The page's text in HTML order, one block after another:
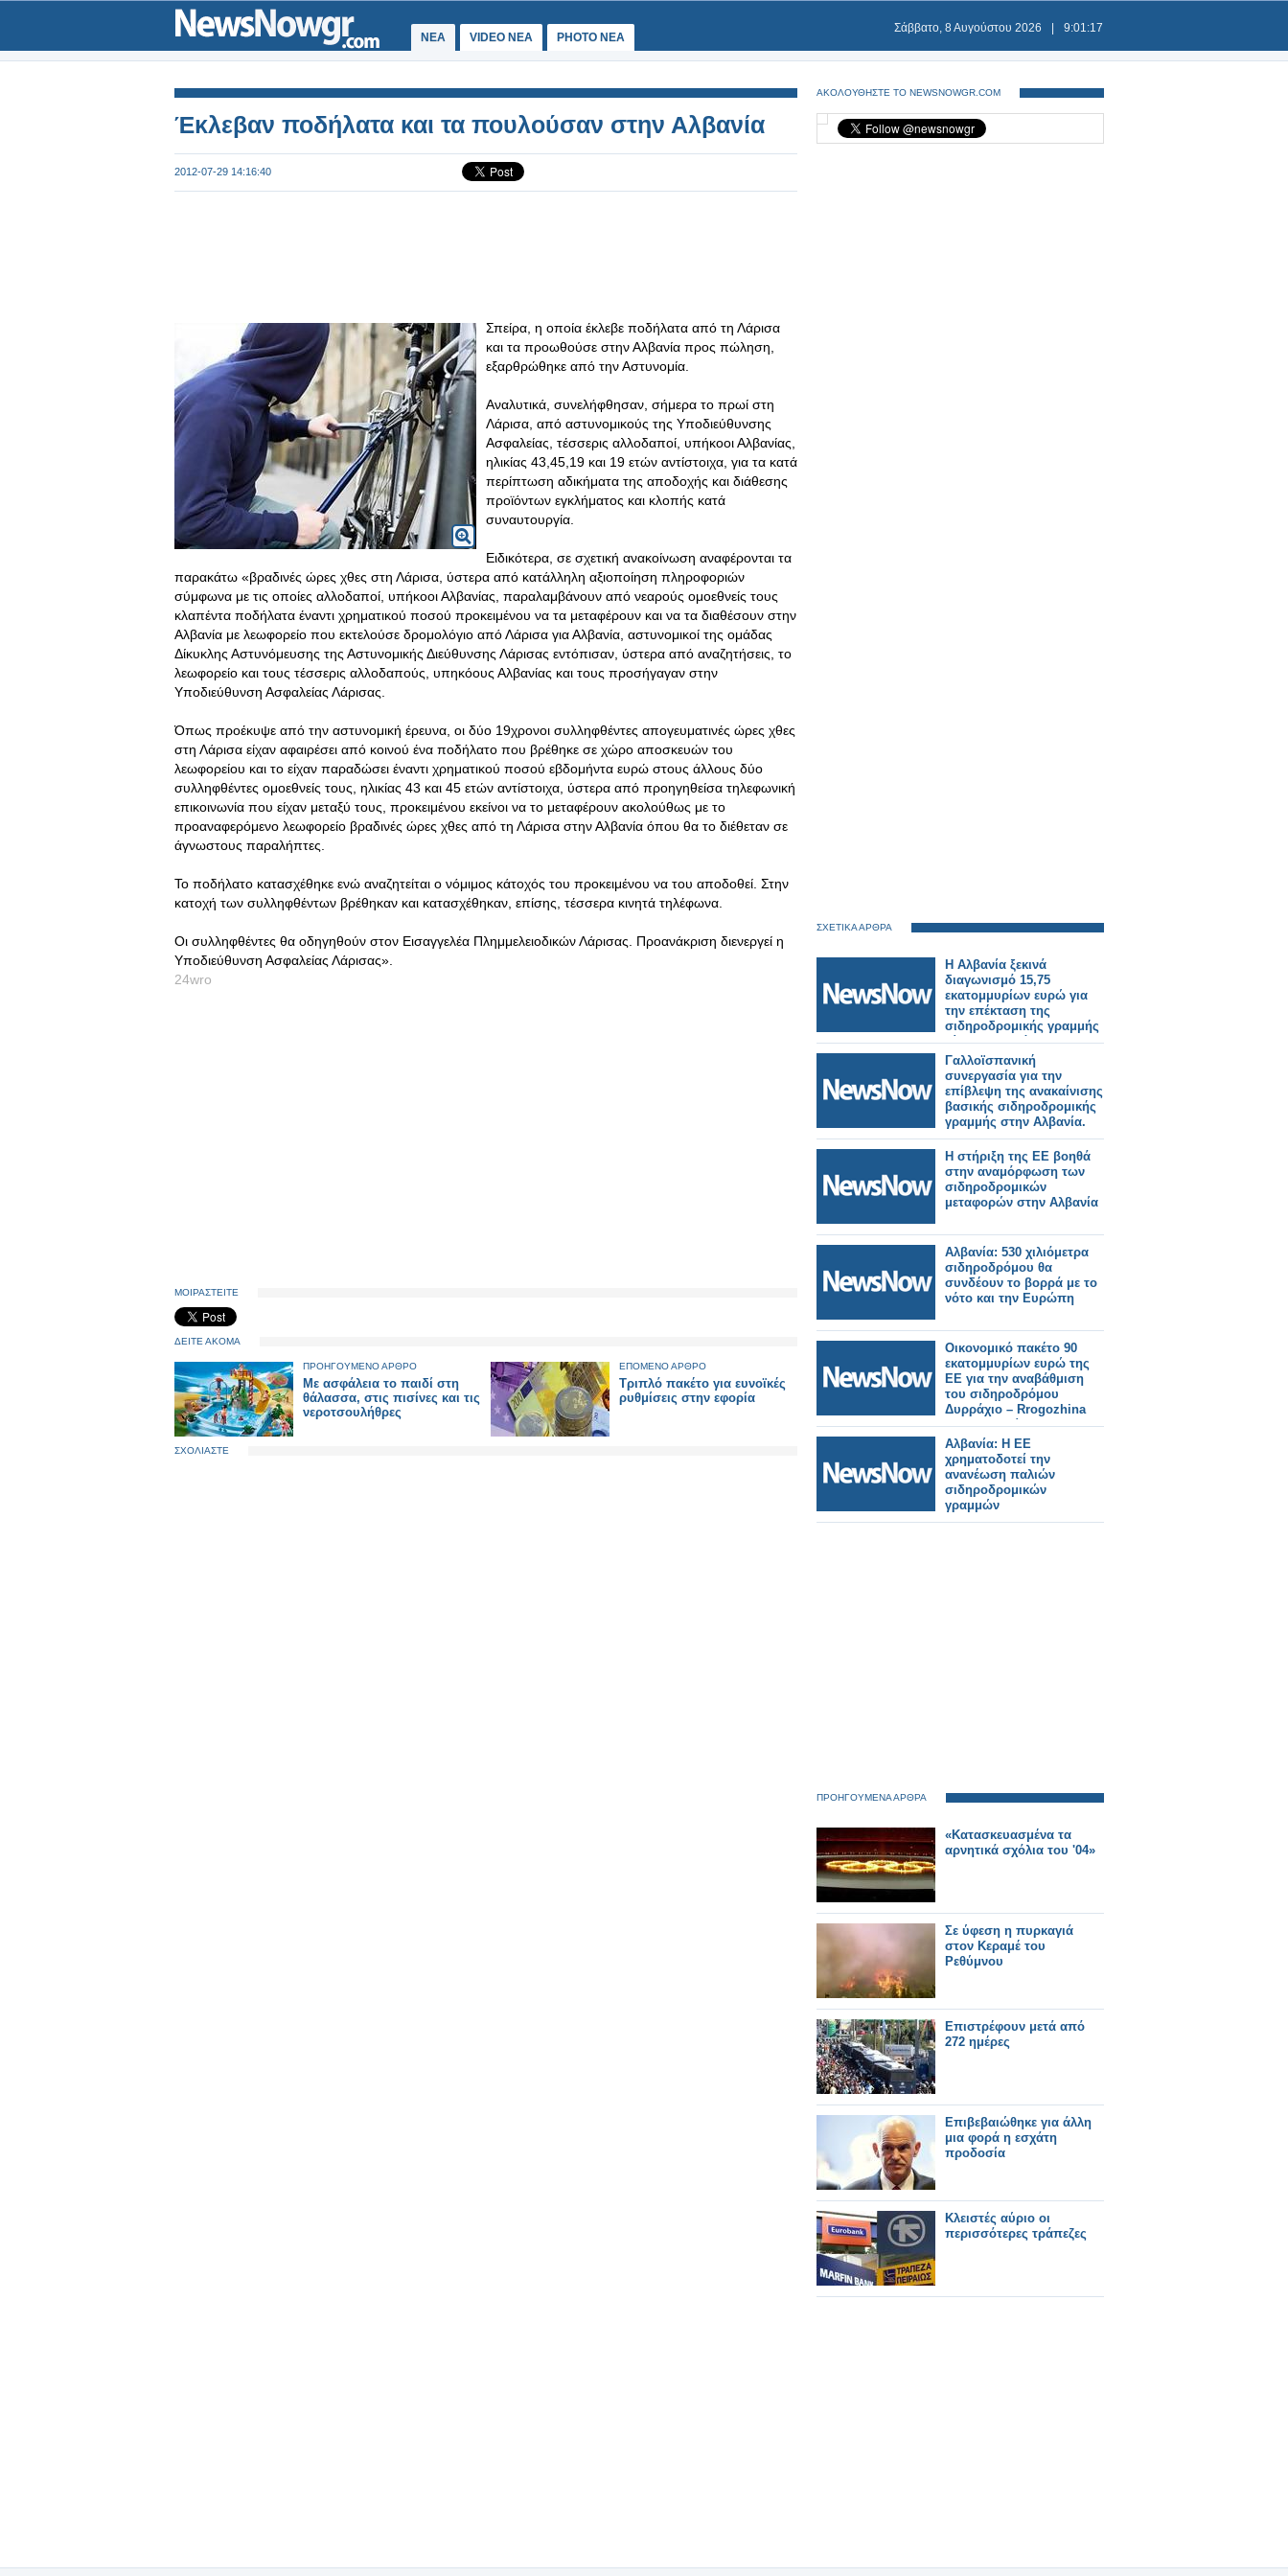
ΝΕΑ VIDEO NEA PHOTO NEA
Σάββατο, 8 Αυγούστου 2026 9:01:17
Έκλεβαν ποδήλατα και τα πουλούσαν στην Αλβανία
2012-07-29 14:16:40
Σπείρα, η οποία έκλεβε ποδήλατα από τη Λάρισα
και τα προωθούσε στην Αλβανία προς πώληση,
εξαρθρώθηκε από την Αστυνομία.
Αναλυτικά, συνελήφθησαν, σήμερα το πρωί στη
Λάρισα, από αστυνομικούς της Υποδιεύθυνσης
Ασφαλείας, τέσσερις αλλοδαποί, υπήκοοι Αλβανίας,
ηλικίας 43,45,19 και 19 ετών αντίστοιχα, για τα κατά
περίπτωση αδικήματα της αποδοχής και διάθεσης
προϊόντων εγκλήματος και κλοπής κατά
συναυτουργία.
Ειδικότερα, σε σχετική ανακοίνωση αναφέρονται τα
παρακάτω «βραδινές ώρες χθες στη Λάρισα, ύστερα από κατάλληλη αξιοποίηση πληροφοριών
σύμφωνα με τις οποίες αλλοδαποί, υπήκοοι Αλβανίας, παραλαμβάνουν από νεαρούς ομοεθνείς τους
κλαπέντα ποδήλατα έναντι χρηματικού ποσού προκειμένου να τα μεταφέρουν και να τα διαθέσουν στην
Αλβανία με λεωφορείο που εκτελούσε δρομολόγιο από Λάρισα για Αλβανία, αστυνομικοί της ομάδας
Δίκυκλης Αστυνόμευσης της Αστυνομικής Διεύθυνσης Λάρισας εντόπισαν, ύστερα από αναζητήσεις, το
λεωφορείο και τους τέσσερις αλλοδαπούς, υπηκόους Αλβανίας και τους προσήγαγαν στην
Υποδιεύθυνση Ασφαλείας Λάρισας.
Όπως προέκυψε από την αστυνομική έρευνα, οι δύο 19χρονοι συλληφθέντες απογευματινές ώρες χθες
στη Λάρισα είχαν αφαιρέσει από κοινού ένα ποδήλατο που βρέθηκε σε χώρο αποσκευών του
λεωφορείου και το είχαν παραδώσει έναντι χρηματικού ποσού εβδομήντα ευρώ στους άλλους δύο
συλληφθέντες ομοεθνείς τους, ηλικίας 43 και 45 ετών αντίστοιχα, ύστερα από προηγηθείσα τηλεφωνική
επικοινωνία που είχαν μεταξύ τους, προκειμένου εκείνοι να το μεταφέρουν ακολούθως με το
προαναφερόμενο λεωφορείο βραδινές ώρες χθες από τη Λάρισα στην Αλβανία όπου θα το διέθεταν σε
άγνωστους παραλήπτες.
Το ποδήλατο κατασχέθηκε ενώ αναζητείται ο νόμιμος κάτοχός του προκειμένου να του αποδοθεί. Στην
κατοχή των συλληφθέντων βρέθηκαν και κατασχέθηκαν, επίσης, τέσσερα κινητά τηλέφωνα.
Οι συλληφθέντες θα οδηγηθούν στον Εισαγγελέα Πλημμελειοδικών Λάρισας. Προανάκριση διενεργεί η
Υποδιεύθυνση Ασφαλείας Λάρισας».
24wro
ΜΟΙΡΑΣΤΕΙΤΕ
ΔΕΙΤΕ ΑΚΟΜΑ
ΠΡΟΗΓΟΥΜΕΝΟ ΑΡΘΡΟ
Με ασφάλεια το παιδί στη
θάλασσα, στις πισίνες και τις
νεροτσουλήθρες
ΕΠΟΜΕΝΟ ΑΡΘΡΟ
Τριπλό πακέτο για ευνοϊκές
ρυθμίσεις στην εφορία
ΣΧΟΛΙΑΣΤΕ
ΑΚΟΛΟΥΘΗΣΤΕ ΤΟ NEWSNOWGR.COM
ΣΧΕΤΙΚΑ ΑΡΘΡΑ
Η Αλβανία ξεκινά
διαγωνισμό 15,75
εκατομμυρίων ευρώ για
την επέκταση της
σιδηροδρομικής γραμμής
Τίρανα-Δυρράχιο.
Γαλλοϊσπανική
συνεργασία για την
επίβλεψη της ανακαίνισης
βασικής σιδηροδρομικής
γραμμής στην Αλβανία.
Η στήριξη της ΕΕ βοηθά
στην αναμόρφωση των
σιδηροδρομικών
μεταφορών στην Αλβανία
Αλβανία: 530 χιλιόμετρα
σιδηροδρόμου θα
συνδέουν το βορρά με το
νότο και την Ευρώπη
Οικονομικό πακέτο 90
εκατομμυρίων ευρώ της
ΕΕ για την αναβάθμιση
του σιδηροδρόμου
Δυρράχιο – Rrogozhina
στην Αλβανία
Αλβανία: Η ΕΕ
χρηματοδοτεί την
ανανέωση παλιών
σιδηροδρομικών
γραμμών
ΠΡΟΗΓΟΥΜΕΝΑ ΑΡΘΡΑ
«Κατασκευασμένα τα
αρνητικά σχόλια του '04»
Σε ύφεση η πυρκαγιά
στον Κεραμέ του
Ρεθύμνου
Επιστρέφουν μετά από
272 ημέρες
Επιβεβαιώθηκε για άλλη
μια φορά η εσχάτη
προδοσία
Κλειστές αύριο οι
περισσότερες τράπεζες